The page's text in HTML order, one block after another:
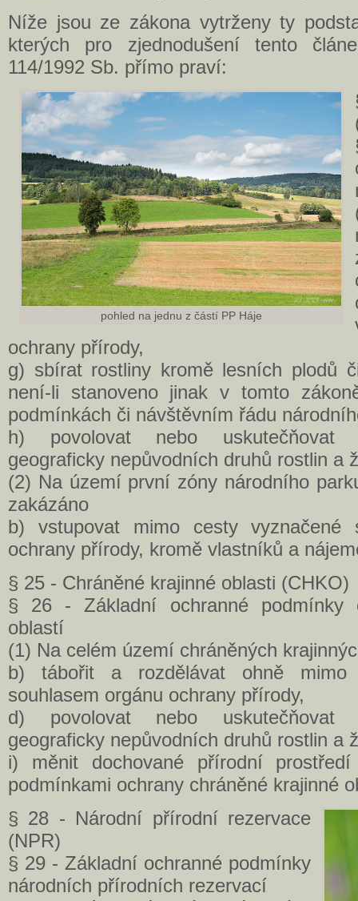
Níže jsou ze zákona vytrženy ty
kterých pro zjednodušení tento
114/1992 Sb. přímo praví:
pohled na jednu z částí PP Háje
ochrany přírody,
g) sbírat rostliny kromě lesních plodů
není-li stanoveno jinak v tomto
podmínkách či návštěvním řádu
h) povolovat nebo uskutečňovat
geograficky nepůvodních druhů rostlin a
(2) Na území první zóny národního
zakázáno
b) vstupovat mimo cesty vyznačené
ochrany přírody, kromě vlastníků a
§ 25 - Chráněné krajinné oblasti (CHKO)
§ 26 - Základní ochranné podmínky
oblastí
(1) Na celém území chráněných
b) tábořit a rozdělávat ohně mimo
souhlasem orgánu ochrany přírody,
d) povolovat nebo uskutečňovat
geograficky nepůvodních druhů rostlin a
i) měnit dochované přírodní
podmínkami ochrany chráněné krajinné
§ 28 - Národní přírodní rezervace
(NPR)
§ 29 - Základní ochranné podmínky
národních přírodních rezervací